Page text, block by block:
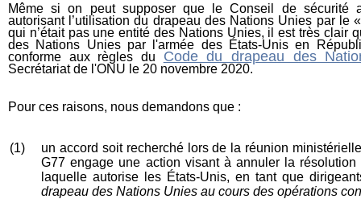
Même si on peut supposer que le Conseil de sécurité
autorisant l’utilisation du drapeau des Nations Unies par le
qui n’était pas une entité des Nations Unies, il est très clair
des Nations Unies par l'armée des États-Unis en
conforme aux règles du Code du drapeau des
Secrétariat de l'ONU le 20 novembre 2020.
Pour ces raisons, nous demandons que :
(1)
un accord soit recherché lors de la réunion
G77 engage une action visant à annuler la
laquelle autorise les États-Unis, en tant que
drapeau des Nations Unies au cours des opérations